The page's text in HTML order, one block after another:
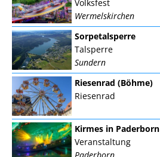
Volksfest
Wermelskirchen
Sorpetalsperre
Talsperre
Sundern
Riesenrad (Böhme)
Riesenrad
Kirmes in Paderborn
Veranstaltung